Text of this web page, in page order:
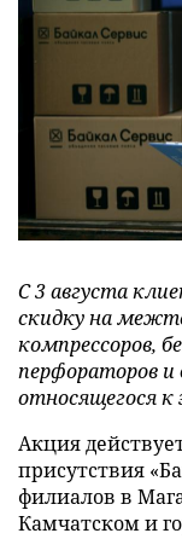
С 3 августа
скидку на
компрессоров,
перфораторов и
относящегося
Акция
присутствия
филиалов в
Камчатском и